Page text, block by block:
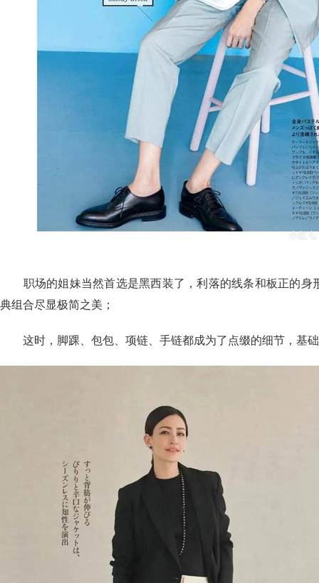
职场的姐妹当然首选是黑西装了，利落的线条和板正的身
典组合尽显极简之美；
这时，脚踝、包包、项链、手链都成为了点缀的细节，基